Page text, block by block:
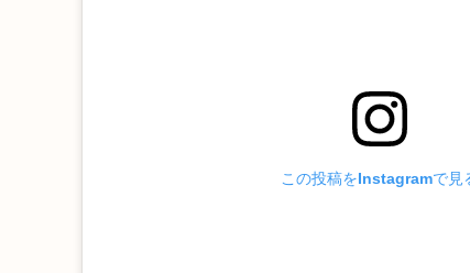
この投稿をInstagramで見